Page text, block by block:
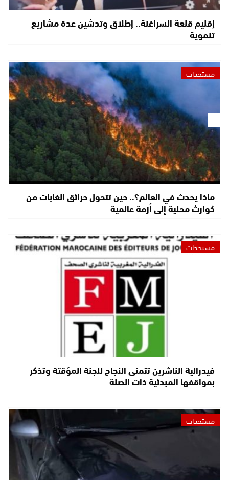
إقليم قلعة السراغنة.. إطلاق وتدشين عدة مشاريع
تنموية
مستجدات
ماذا يحدث في العالم؟.. حين تتحول حرائق الغابات من
كوارث محلية إلى أزمة عالمية
مستجدات
فيدرالية الناشرين تتمنى النجاح للجنة المؤقتة وتذكر
بمواقفها المبدئية ذات الصلة
مستجدات